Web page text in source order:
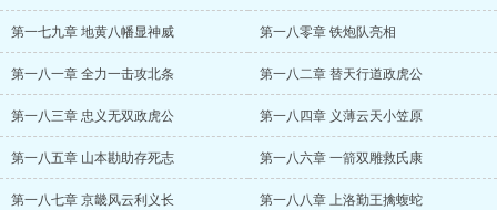
第一七九章 地黄八幡显神威 第一八零章 铁炮队亮相
第一八一章 全力一击攻北条 第一八二章 替天行道政虎公
第一八三章 忠义无双政虎公 第一八四章 义薄云天小笠原
第一八五章 山本勘助存死志 第一八六章 一箭双雕救氏康
第一八七章 京畿风云利义长 第一八八章 上洛勤王擒蝮蛇